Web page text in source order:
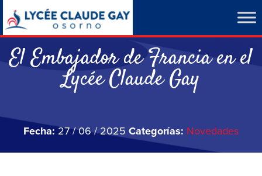
El Embajador de Francia en el
Lycée Claude Gay
Fecha:27 / 06 / 2025 Categorías: Novedades